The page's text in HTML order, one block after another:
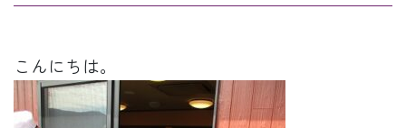
こんにちは。